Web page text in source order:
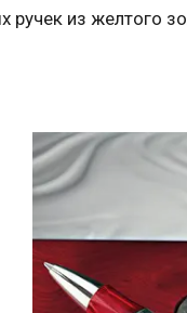
ручек из желтого